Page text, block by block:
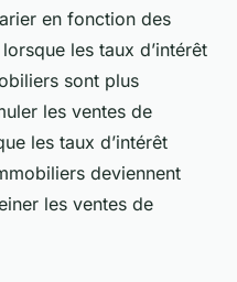
en fonction des
les taux d’intérêt
sont plus
les ventes de
les taux d’intérêt
deviennent
les ventes de